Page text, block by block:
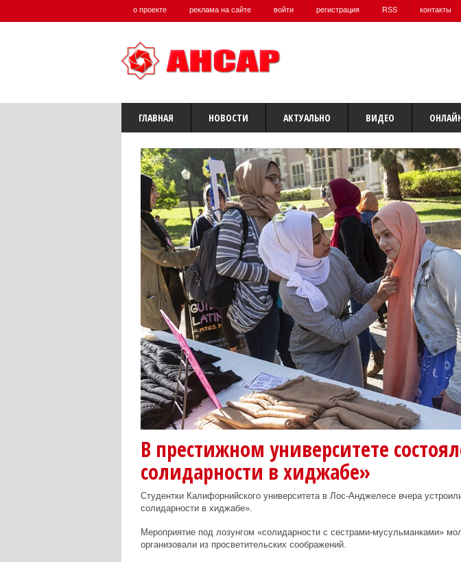
о проекте реклама на сайте войти регистрация RSS контакты
ГЛАВНАЯ НОВОСТИ АКТУАЛЬНО ВИДЕО
В престижном университете
солидарности в хиджабе»
Студентки Калифорнийского университета в Лос-Анджелесевчера
солидарности в хиджабе».
Мероприятие под лозунгом «солидарности с сестрами-мусульманками»
организовали из просветительских соображений.